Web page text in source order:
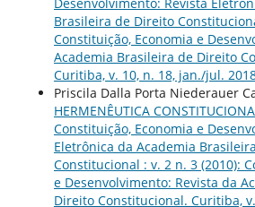
Brasileira de Direito
Constituição, Economia e
Academia Brasileira de Direito
Curitiba, v. 10, n. 18, jan./jul.
Priscila Dalla Porta Niederauer
HERMENÊUTICA
Constituição, Economia e
Eletrônica da Academia
Constitucional : v. 2 n. 3 (2010):
e Desenvolvimento: Revista da
Direito Constitucional. Curitiba,